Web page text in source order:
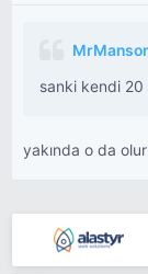
sanki kendi 20
yakında o da